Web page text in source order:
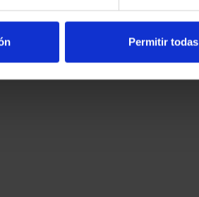
Permitir todas